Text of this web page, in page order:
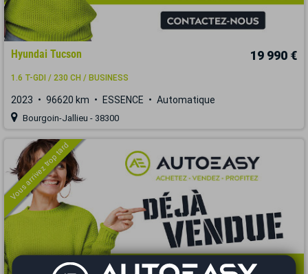
Hyundai Tucson 19 990 €
1.6 T-GDI / 230 CH / BUSINESS
2023 96620 km ESSENCE Automatique
Bourgoin-Jallieu - 38300
Vous arrivez trop tard